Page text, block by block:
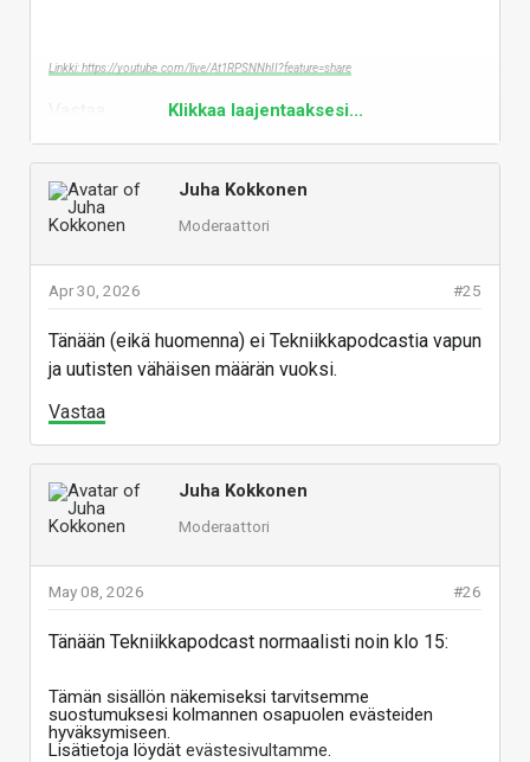
Linkki: https://youtube.com/live/At1RPSNNhII?feature=share
Klikkaa laajentaaksesi...
Juha Kokkonen
Moderaattori
#25
Apr 30, 2026
Tänään (eikä huomenna) ei Tekniikkapodcastia vapun
ja uutisten vähäisen määrän vuoksi.
Vastaa
Juha Kokkonen
Moderaattori
#26
May 08, 2026
Tänään Tekniikkapodcast normaalisti noin klo 15:
Tämän sisällön näkemiseksi tarvitsemme
suostumuksesi kolmannen osapuolen evästeiden
hyväksymiseen.
Lisätietoja löydät evästesivultamme